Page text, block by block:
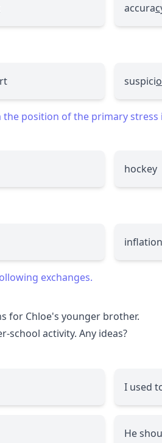
accurac
suspici
position of the primary
hockey
inflation
exchanges.
for Chloe's younger brother.
school activity. Any ideas?
I used
He